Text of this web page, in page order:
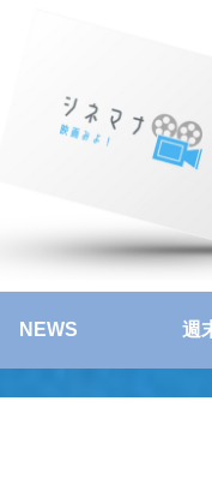
NEWS 週